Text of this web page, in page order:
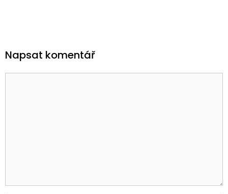
Napsat komentář